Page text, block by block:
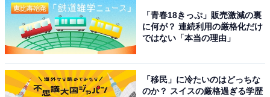
「青春18きっぷ」販売激減の裏
に何が？ 連続利用の厳格化だけ
ではない「本当の理由」
「移民」に冷たいのはどっちな
のか？ スイスの厳格過ぎる学歴